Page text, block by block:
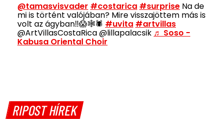
@tamasvisvader #costarica #surprise Na de
mi is történt valójában? Mire visszajöttem más is
volt az ágyban‼️😱🕸🕷 #uvita #artvillas
@ArtVillasCostaRica @lillapalacsik ♬ Soso -
Kabusa Oriental Choir
RIPOST HÍREK